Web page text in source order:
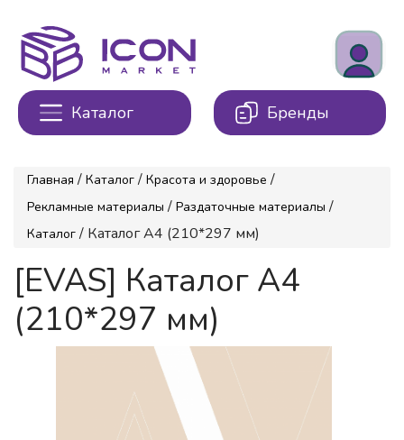
Каталог Бренды
Главная / Каталог / Красота и здоровье /
Рекламные материалы / Раздаточные материалы /
Каталог / Каталог А4 (210*297 мм)
[EVAS] Каталог А4
(210*297 мм)